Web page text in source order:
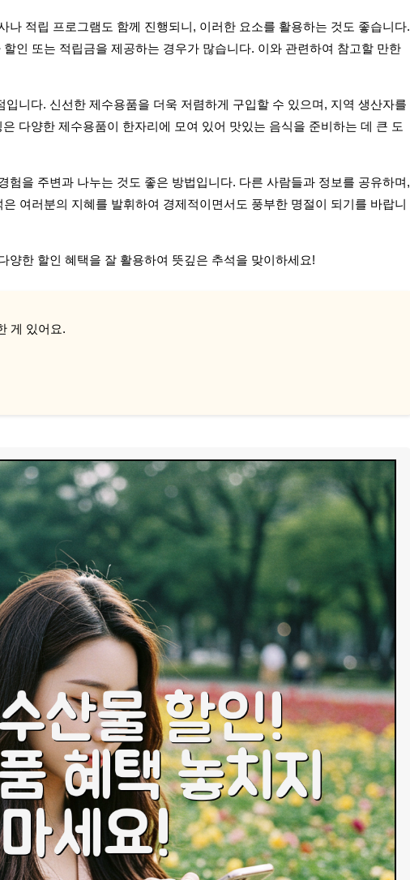
나 적립 프로그램도 함께 진행되니, 이러한 요소를 활용하는 것도 좋습니다.
인 또는 적립금을 제공하는 경우가 많습니다. 이와 관련하여 참고할 만한
니다. 신선한 제수용품을 더욱 저렴하게 구입할 수 있으며, 지역 생산자를
다양한 제수용품이 한자리에 모여 있어 맛있는 음식을 준비하는 데 큰 도
험을 주변과 나누는 것도 좋은 방법입니다. 다른 사람들과 정보를 공유하며,
여러분의 지혜를 발휘하여 경제적이면서도 풍부한 명절이 되기를 바랍니
양한 할인 혜택을 잘 활용하여 뜻깊은 추석을 맞이하세요!
게 있어요.